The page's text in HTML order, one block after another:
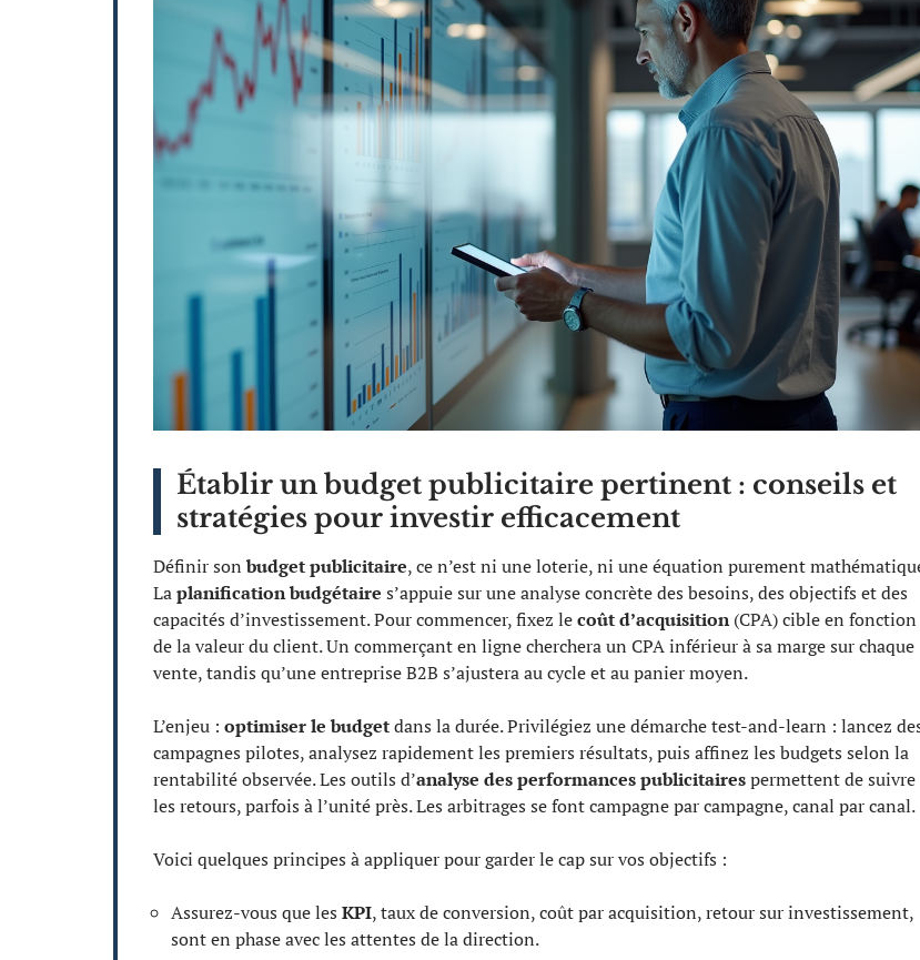
Établir un budget publicitaire pertinent : conseils et
stratégies pour investir efficacement
Définir sonbudget publicitaire, ce n’est ni une loterie, ni une équation purement
Laplanification budgétaire s’appuie sur une analyse concrète des besoins, des objectifs et des
capacités d’investissement. Pour commencer, fixez lecoût d’acquisition(CPA) cible en fonction
de la valeur du client. Un commerçant en ligne cherchera un CPA inférieur à sa marge sur chaque
vente, tandis qu’une entreprise B2B s’ajustera au cycle et au panier moyen.
L’enjeu : optimiser le budgetdans la durée. Privilégiez une démarche test-and-learn : lancez
campagnes pilotes, analysez rapidement les premiers résultats, puis affinez les budgets selon la
rentabilité observée. Les outils d’analyse des performances publicitairespermettent de suivre
les retours, parfois à l’unité près. Les arbitrages se font campagne par campagne, canal par canal.
Voici quelques principes à appliquer pour garder le cap sur vos objectifs :
Assurez-vous que les KPI, taux de conversion, coût par acquisition, retour sur investissement,
sont en phase avec les attentes de la direction.